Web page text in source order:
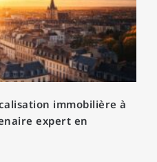
immobilière à
expert en